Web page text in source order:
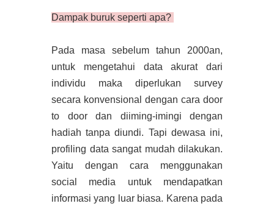
Dampak buruk seperti apa?
Pada masa sebelum tahun 2000an,
untuk mengetahui data akurat dari
individu maka diperlukan survey
secara konvensional dengan cara door
to door dan diiming-imingi dengan
hadiah tanpa diundi. Tapi dewasa ini,
profiling data sangat mudah dilakukan.
Yaitu dengan cara menggunakan
social media untuk mendapatkan
informasi yang luar biasa. Karena pada